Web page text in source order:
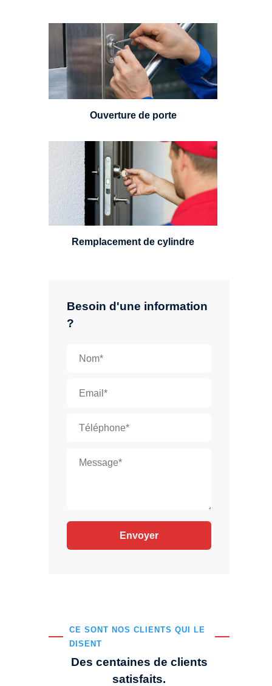
Besoin d'une information
?
CE SONT NOS CLIENTS QUI LE
DISENT
Des centaines de clients
satisfaits.
Vous avez perdu vos clés ou la
porte s'est refermée derrière vous
? Un serrurier est disponible
24h/7.
Ouverture de porte
Un serrurier sera en mesure de
choisir et remplacer un cylindre
standard, à 5 leviers ou à 3
leviers, Mul-T-Lock ou encore
multipoints.
Remplacement de cylindre